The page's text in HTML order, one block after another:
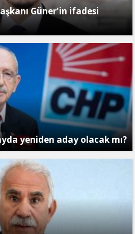
Güner'in ifadesi
yeniden aday olacak mı?